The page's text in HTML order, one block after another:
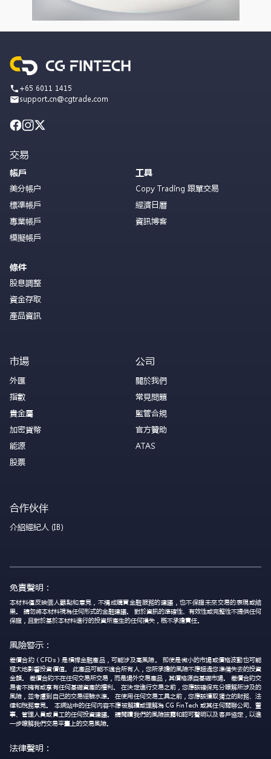
+65 6011 1415
support.cn@cgtrade.com
交易
帳戶
美分帳户
標準帳戶
專業帳戶
模擬帳戶
條件
股息調整
資金存取
產品資訊
工具
Copy Trading 跟單交易
經濟日曆
資訊博客
市場
外匯
指數
貴金屬
加密貨幣
能源
股票
公司
關於我們
常見問題
監管合規
官方贊助
ATAS
合作伙伴
介紹經紀人 (IB)
免責聲明：
本材料僅反映個人觀點和意見，不構成購買金融服務的建議，也不保證未來交易的表現或結
果。 請勿將本材料視為任何形式的金融建議。 對於資訊的準確性、有效性或完整性不提供任何
保證，且對於基於本材料進行的投資所產生的任何損失，概不承擔責任。
風險警示：
差價合約（CFDs）是槓桿金融產品，可能涉及高風險。 即使是微小的市場或價格波動也可能
極大地影響投資價值。 此產品可能不適合所有人，您所承擔的風險不應超過您準備失去的投資
金額。 差價合約不在任何交易所交易，而是場外交易產品，其價格源自基礎市場。 差價合約交
易者不擁有或享有任何基礎資產的權利。 在決定進行交易之前，您應該確保充分瞭解所涉及的
風險，並考慮到自己的交易經驗水準。 在使用任何交易工具之前，您應該獲取獨立的財務、法
律和稅務意見。 本網站中的任何內容不應被解讀或理解為 CG FinTech 或其任何關聯公司、董
事、管理人員或員工的任何投資建議。 請閱讀我們的風險披露和認可聲明以及客戶協定，以進
一步瞭解我們交易平臺上的交易風險。
法律聲明：